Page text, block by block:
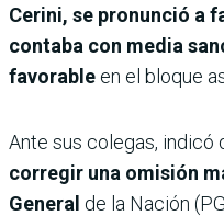
Cerini, se pronunció a
contaba con media
favorable en el bloque
Ante sus colegas, indicó
corregir una omisión
General de la Nación